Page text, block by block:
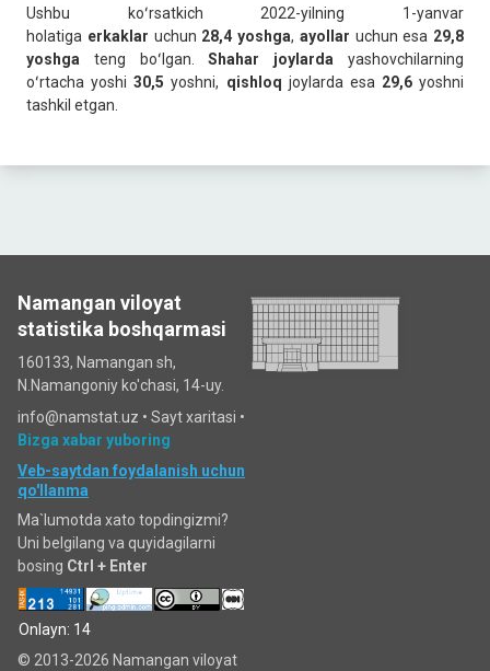
Ushbu koʻrsatkich 2022-yilning 1-yanvar
holatiga erkaklar uchun 28,4 yoshga, ayollar uchun esa 29,8
yoshga teng boʻlgan.Shahar joylardayashovchilarning
oʻrtacha yoshi 30,5 yoshni, qishloq joylarda esa 29,6yoshni
tashkil etgan.
Namangan viloyat
statistika boshqarmasi
160133, Namangan sh,
N.Namangoniy ko'chasi, 14-uy.
info@namstat.uz • Sayt xaritasi •
Bizga xabar yuboring
Veb-saytdan foydalanish uchun
qo'llanma
Ma`lumotda xato topdingizmi?
Uni belgilang va quyidagilarni
bosing Ctrl + Enter
Onlayn: 14
© 2013-2026 Namangan viloyat